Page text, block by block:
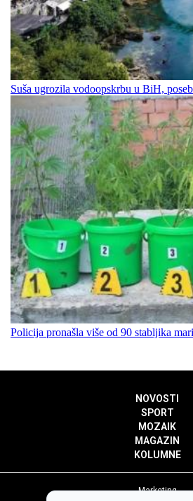
Suša ugrozila vodoopskrbu u BiH,
Policija pronašla više od 90 stabljika
NOVOSTI
SPORT
MOZAIK
MAGAZIN
KOLUMNE
Marketing